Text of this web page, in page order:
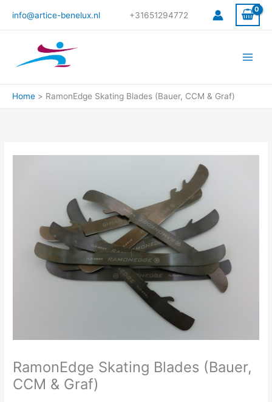
naar
de
info@artice-benelux.nl +31651294772
Home RamonEdge Skating Blades (Bauer, CCM & Graf)
RamonEdge Skating Blades (Bauer,
CCM & Graf)